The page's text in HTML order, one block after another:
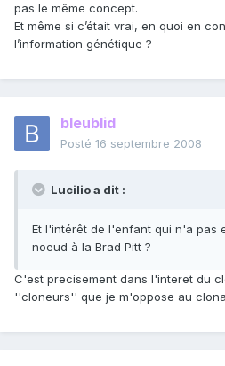
pas le même concept.
Et même si c’était vrai, en quoi en
l’information génétique ?
bleublid
Posté 16 septembre 2008
Lucilio a dit :
Et l'intérêt de l'enfant qui n'a pas
noeud à la Brad Pitt ?
C'est precisement dans l'interet du
''cloneurs'' que je m'oppose au